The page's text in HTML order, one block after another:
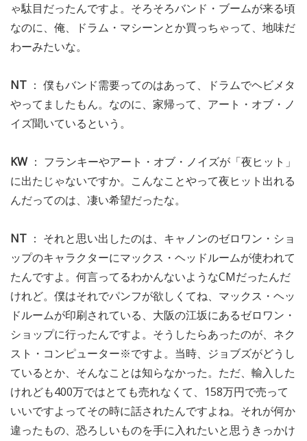
ゃ駄目だったんですよ。そろそろバンド・ブームが来る頃
なのに、俺、ドラム・マシーンとか買っちゃって、地味だ
わーみたいな。
NT ： 僕もバンド需要ってのはあって、ドラムでヘビメタ
やってましたもん。なのに、家帰って、アート・オブ・ノ
イズ聞いているという。
KW： フランキーやアート・オブ・ノイズが「夜ヒット」
に出たじゃないですか。こんなことやって夜ヒット出れる
んだってのは、凄い希望だったな。
NT ： それと思い出したのは、キャノンのゼロワン・ショ
ップのキャラクターにマックス・ヘッドルームが使われて
たんですよ。何言ってるわかんないようなCMだったんだ
けれど。僕はそれでパンフが欲しくてね、マックス・ヘッ
ドルームが印刷されている、大阪の江坂にあるゼロワン・
ショップに行ったんですよ。そうしたらあったのが、ネク
スト・コンピューター※ですよ。当時、ジョブズがどうし
ているとか、そんなことは知らなかった。ただ、輸入した
けれども400万ではとても売れなくて、158万円で売って
いいですよってその時に話されたんですよね。それが何か
違ったもの、恐ろしいものを手に入れたいと思うきっかけ